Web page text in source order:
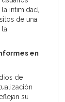
intimidad,
de una
la
en
de
su